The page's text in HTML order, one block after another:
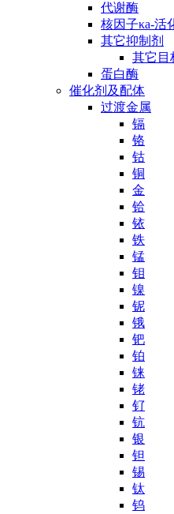
代谢酶
核因子κa-活
其它抑制剂
其它目
蛋白酶
催化剂及配体
过渡金属
镉
铬
钴
铜
金
铪
铱
铁
锰
钼
镍
铌
锇
钯
铂
铼
铑
钌
钪
银
钽
锡
钛
钨